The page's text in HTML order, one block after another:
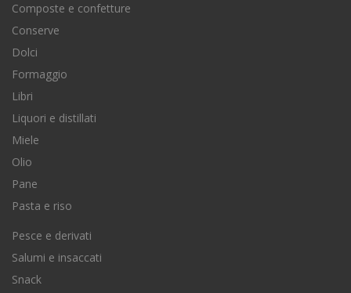
Composte e confetture
Conserve
Dolci
Formaggio
Libri
Liquori e distillati
Miele
Olio
Pane
Pasta e riso
Pesce e derivati
Salumi e insaccati
Snack